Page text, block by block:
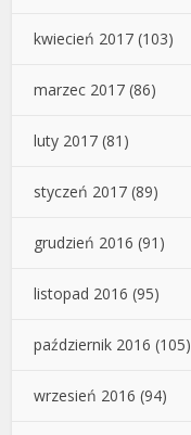
kwiecień 2017 (103)
marzec 2017 (86)
luty 2017 (81)
styczeń 2017 (89)
grudzień 2016 (91)
listopad 2016 (95)
październik 2016 (105)
wrzesień 2016 (94)